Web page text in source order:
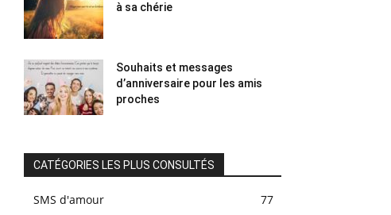
à sa chérie
Souhaits et messages
d’anniversaire pour les amis
proches
CATÉGORIES LES PLUS CONSULTÉS
SMS d'amour
77